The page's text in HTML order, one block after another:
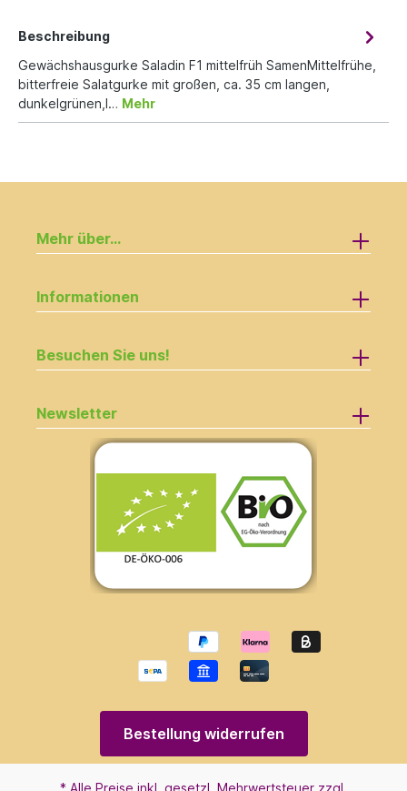
Beschreibung
Gewächshausgurke Saladin F1 mittelfrüh SamenMittelfrühe,
bitterfreie Salatgurke mit großen, ca. 35 cm langen,
dunkelgrünen,l… Mehr
Mehr über...
Informationen
Besuchen Sie uns!
Newsletter
Bestellung widerrufen
* Alle Preise inkl. gesetzl. Mehrwertsteuer zzgl.